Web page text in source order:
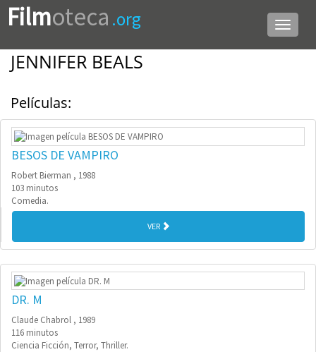
Menú
de
Filmoteca .org
JENNIFER BEALS
Películas:
BESOS DE VAMPIRO
Robert Bierman , 1988
103 minutos
Comedia.
VER
DR. M
Claude Chabrol , 1989
116 minutos
Ciencia Ficción, Terror, Thriller.